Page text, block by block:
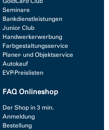
Seminare
Bankdienstleistungen
Junior Club
Handwerkerwerbung
Farbgestaltungsservice
Planer- und Objektservice
Autokauf
EVP-Preislisten
FAQ Onlineshop
Der Shop in 3 min.
Anmeldung
Bestellung